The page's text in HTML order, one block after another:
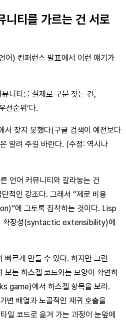
니티를 가르는 건 서로
어) 컨퍼런스 발표에서 이런 얘기가
니티를 실제로 구분 짓는 건,
선순위’다.
서 찾지 못했다(구글 검색이 예전보다
알려 주길 바란다. (수정: 역시나
언어 커뮤니티와 갈라놓는 건
적인 강조다. 그래서 “제로 비용
에 그토록 집착하는 것이다. Lisp
확장성(syntactic extensibility)에
빠르게 만들 수 있다. 하지만 그런
보는 하스켈 코드와는 모양이 확연히
game)에서 하스켈 항목을 보라.
변 배열과 노골적인 재귀 호출을
일 코드로 옮겨 가는 과정이 눈앞에